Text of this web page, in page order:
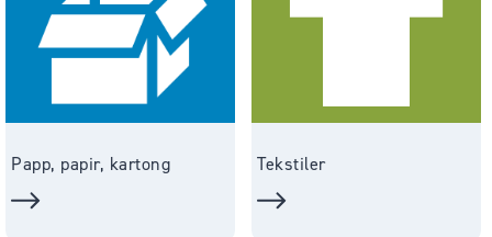
Papp, papir, kartong Tekstiler